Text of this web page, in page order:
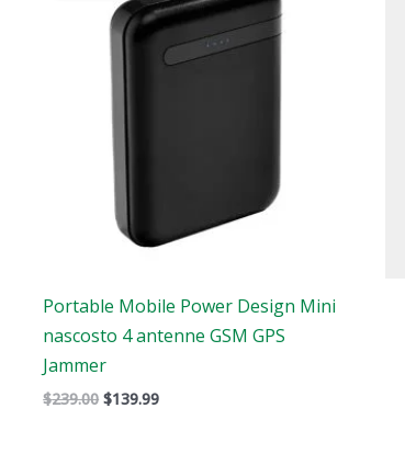
Portable Mobile Power Design Mini
nascosto 4 antenne GSM GPS
Jammer
$239.00
era:
$239.00.
$139.99
è:
$139.99.